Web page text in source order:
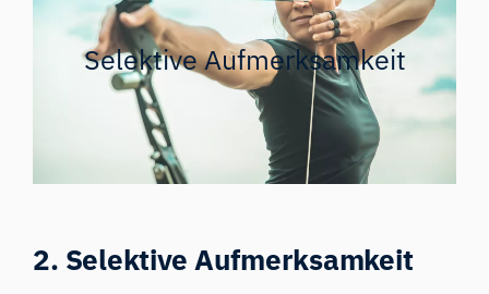
Selektive Aufmerksamkeit
2. Selektive Aufmerksamkeit